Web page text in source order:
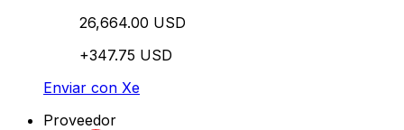
26,664.00 USD
+347.75 USD
Enviar con Xe
Proveedor